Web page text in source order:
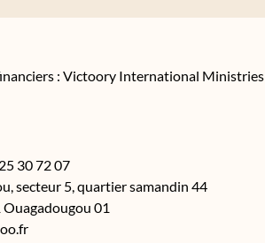
: Victoory International Ministries
30 72 07
secteur 5, quartier samandin 44
01